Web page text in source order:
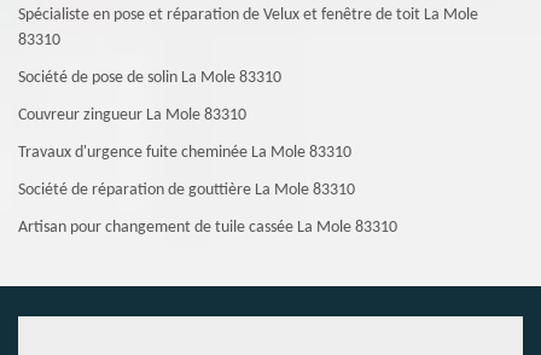
Spécialiste en pose et réparation de Velux et fenêtre de toit La Mole
83310
Société de pose de solin La Mole 83310
Couvreur zingueur La Mole 83310
Travaux d'urgence fuite cheminée La Mole 83310
Société de réparation de gouttière La Mole 83310
Artisan pour changement de tuile cassée La Mole 83310